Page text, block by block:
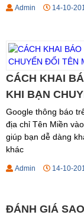
Admin 14-10-
CÁCH KHAI
KHI BẠN
Google thông báo
địa chỉ Tên Miền
giúp bạn dễ dàng
khác
Admin 14-10-
ĐÁNH GIÁ